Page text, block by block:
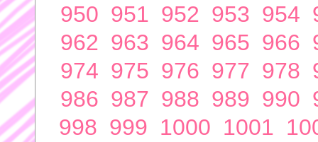
950 951 952 953 954
962 963 964 965 966
974 975 976 977 978
986 987 988 989 990
998 999 1000 1001